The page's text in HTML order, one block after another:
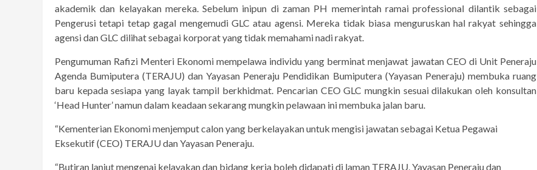
akademik dan kelayakan mereka. Sebelum inipun di zaman PH memerintah ramai professional dilantik sebagai
Pengerusi tetapi tetap gagal mengemudi GLC atau agensi. Mereka tidak biasa menguruskan hal rakyat sehingga
agensi dan GLC dilihat sebagai korporat yang tidak memahami nadi rakyat.
Pengumuman Rafizi Menteri Ekonomi mempelawa individu yang berminat menjawat jawatan CEO di Unit Peneraju
Agenda Bumiputera (TERAJU) dan Yayasan Peneraju Pendidikan Bumiputera (Yayasan Peneraju) membuka ruang
baru kepada sesiapa yang layak tampil berkhidmat. Pencarian CEO GLC mungkin sesuai dilakukan oleh konsultan
‘Head Hunter’ namun dalam keadaan sekarang mungkin pelawaan ini membuka jalan baru.
“Kementerian Ekonomi menjemput calon yang berkelayakan untuk mengisi jawatan sebagai Ketua Pegawai
Eksekutif (CEO) TERAJU dan Yayasan Peneraju.
“Butiran lanjut mengenai kelayakan dan bidang kerja boleh didapati di laman TERAJU, Yayasan Peneraju dan